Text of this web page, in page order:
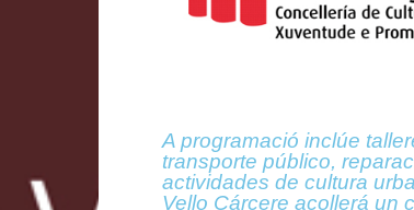
A programació inclúe
transporte público,
actividades de cultura
Vello Cárcere acollerá un